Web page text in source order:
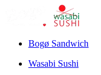
Bogø Sandwich
Wasabi Sushi